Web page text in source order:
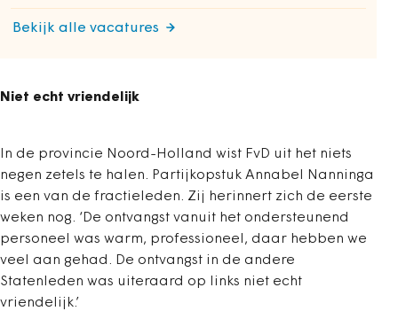
Bekijk alle vacatures
Niet echt vriendelijk
In de provincie Noord-Holland wist FvD uit het niets
negen zetels te halen. Partijkopstuk Annabel Nanninga
is een van de fractieleden. Zij herinnert zich de eerste
weken nog. ‘De ontvangst vanuit het ondersteunend
personeel was warm, professioneel, daar hebben we
veel aan gehad. De ontvangst in de andere
Statenleden was uiteraard op links niet echt
vriendelijk.’